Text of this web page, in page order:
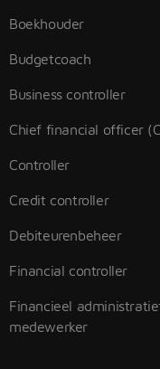
Boekhouder
Budgetcoach
Business controller
Chief financial officer
Controller
Credit controller
Debiteurenbeheer
Financial controller
Financieel
medewerker